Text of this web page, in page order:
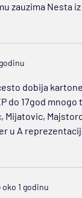
zauzima Nesta
dobija
do 17god
Mijatovic,
u A
oko 1 godinu